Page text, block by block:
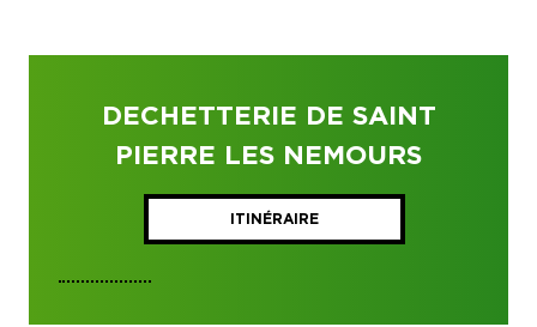
DECHETTERIE DE SAINT
PIERRE LES NEMOURS
ITINÉRAIRE